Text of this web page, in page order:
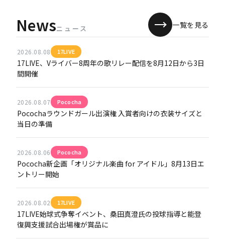
Newsニュース 一覧を見る
2026.08.08 17LIVE
17LIVE、Vライバー8周年の歌リレー配信を8月12日から3日
間開催
2026.08.07 Pococha
Pocochaラウンドガール出演権 入賞者向けの衣装サイズと
当日の準備
2026.08.06 Pococha
Pococha新企画「オリジナル楽曲 for アイドル」8月13日エ
ントリー開始
2026.08.02 17LIVE
17LIVE始球式争奪イベント、桑田真澄氏の投球指導と能登
復興支援試合出場権が賞品に